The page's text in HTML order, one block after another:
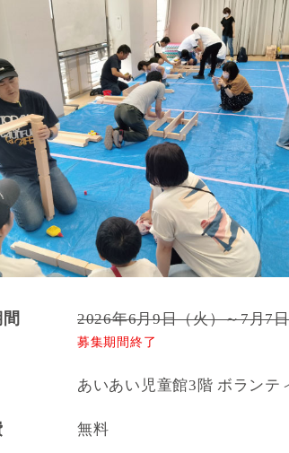
2026年6月9日（火）～7月7
募集期間終了
あいあい児童館3階 ボランテ
無料